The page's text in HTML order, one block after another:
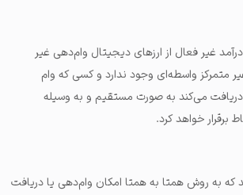
غیر فعال از ارزهای دیجیتال وام‌دهی غیر
متمرکز واسطه‌ای وجود ندارد و کسی که وام
می‌کند به صورت مستقیم و به وسیله
برقرار خواهد کرد.
که به روش همتا به همتا امکان وام‌دهی یا دریافت